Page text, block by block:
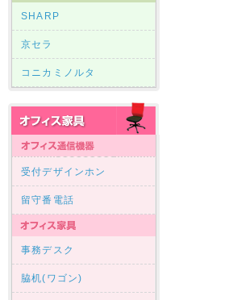
SHARP
京セラ
コニカミノルタ
受付デザインホン
留守番電話
事務デスク
脇机(ワゴン)